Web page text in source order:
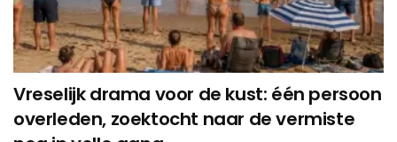
Vreselijk drama voor de kust: één persoon
overleden, zoektocht naar de vermiste